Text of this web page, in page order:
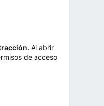
Al abrir
de acceso